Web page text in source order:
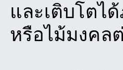
และเติบโตไ
หรือไม้มงคล